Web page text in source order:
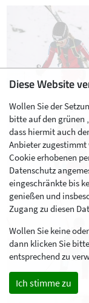
Diese Website
Wollen Sie der
bitte auf den grünen
dass hiermit auch
Anbieter
Cookie erhobenen
Datenschutz
eingeschränkte bis
genießen und
Zugang zu diesen
Wollen Sie keine
dann klicken Sie
entsprechend zu
Ich stimme zu